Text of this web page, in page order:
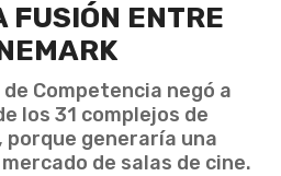
FUSIÓN ENTRE
Competencia negó a
los 31 complejos de
porque generaría una
de salas de cine.